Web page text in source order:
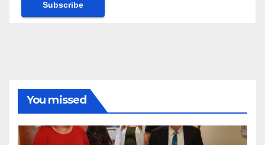
You missed